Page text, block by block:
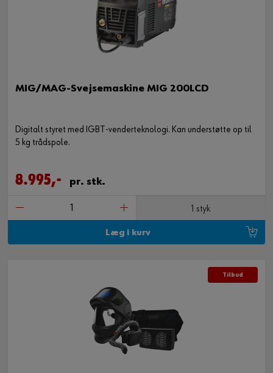
MIG/MAG-Svejsemaskine MIG 200LCD
Digitalt styret med IGBT-venderteknologi. Kan understøtte op til
5 kg trådspole.
8.995,- pr. stk.
1 styk
Læg i kurv
Tilbud